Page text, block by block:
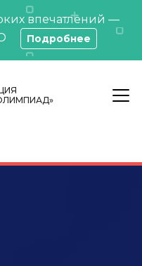
впечатлений —
Подробнее